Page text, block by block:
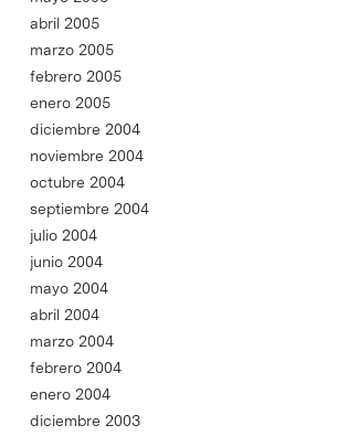
abril 2005
marzo 2005
febrero 2005
enero 2005
diciembre 2004
noviembre 2004
octubre 2004
septiembre 2004
julio 2004
junio 2004
mayo 2004
abril 2004
marzo 2004
febrero 2004
enero 2004
diciembre 2003